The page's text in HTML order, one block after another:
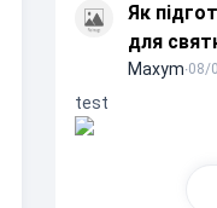
Як
для
Maxym∙08/
test